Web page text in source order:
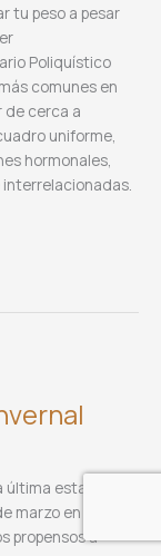
tu peso a pesar
Poliquístico
comunes en
de cerca a
uniforme,
hormonales,
estación,
marzo en el
propensos a